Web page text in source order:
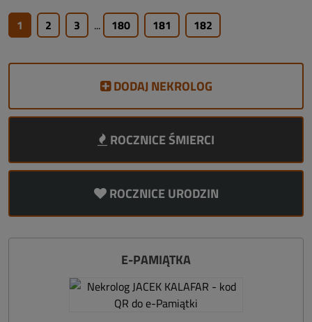
1 2 3 ... 180 181 182
DODAJ NEKROLOG
ROCZNICE ŚMIERCI
ROCZNICE URODZIN
E-PAMIĄTKA